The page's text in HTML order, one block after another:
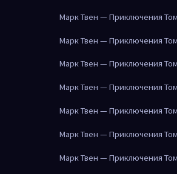
Марк Твен — Приключения
Марк Твен — Приключения
Марк Твен — Приключения
Марк Твен — Приключения
Марк Твен — Приключения
Марк Твен — Приключения
Марк Твен — Приключения